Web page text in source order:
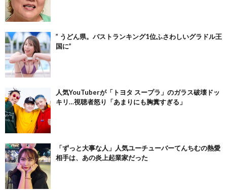
” うどん県。バストランキング1位ふさわしいグラドル王
国に”
人気YouTuberが「トヨタ スープラ」のガラス破壊ドッ
キリ…視聴者怒り「あまりにも胸糞すぎる」
「ずっと大事な人」人気ユーチューバーてんちむの熱愛
相手は、あの炎上起業家だった